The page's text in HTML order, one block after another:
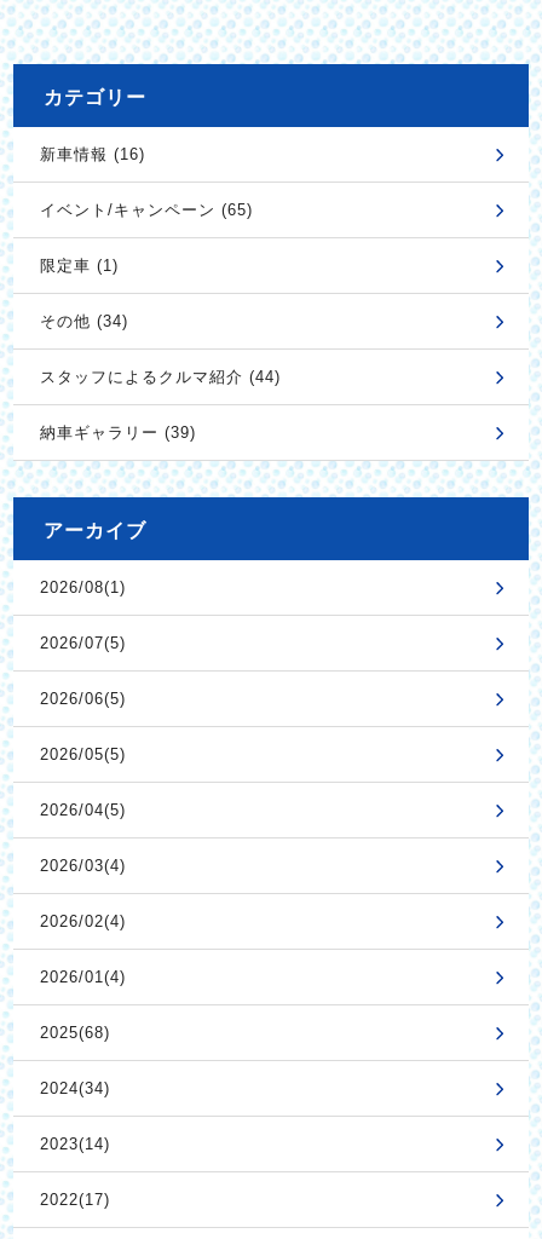
カテゴリー
新車情報 (16)
イベント/キャンペーン (65)
限定車 (1)
その他 (34)
スタッフによるクルマ紹介 (44)
納車ギャラリー (39)
アーカイブ
2026/08(1)
2026/07(5)
2026/06(5)
2026/05(5)
2026/04(5)
2026/03(4)
2026/02(4)
2026/01(4)
2025(68)
2024(34)
2023(14)
2022(17)